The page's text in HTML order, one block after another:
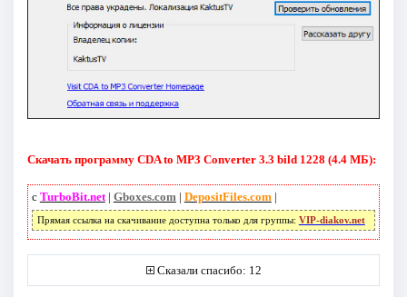
Скачать программу CDA to MP3 Converter 3.3 bild 1228 (4.4 МБ):
с TurboBit.net | Gboxes.com | DepositFiles.com |
Прямая ссылка на скачивание доступна только для группы: VIP-diakov.net
Сказали спасибо: 12